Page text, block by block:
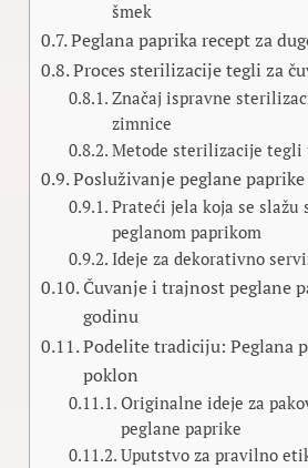
šmek
Peglana paprika recept za
Proces sterilizacije tegli za
Značaj ispravne
zimnice
Metode sterilizacije tegli
Posluživanje peglane
Prateći jela koja se slažu
peglanom paprikom
Ideje za dekorativno
Čuvanje i trajnost peglane
godinu
Podelite tradiciju: Peglana
poklon
Originalne ideje za
peglane paprike
Uputstvo za pravilno